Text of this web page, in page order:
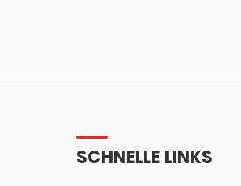
SCHNELLE LINKS